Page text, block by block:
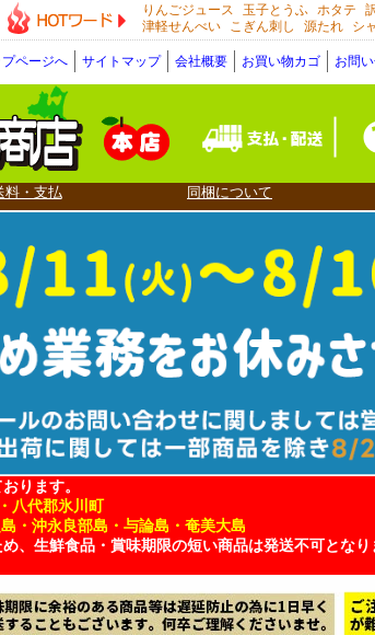
お問
お買い物カゴ
会社概要
サイトマップ
プページへ
HOTワード
りんごジュース 玉子とうふ ホタテ
津軽せんべい
こぎん刺し 源たれ シ
料・支払 同梱について
ります。
八代郡氷川町
・沖永良部島・与論島・奄美大島
、生鮮食品・賞味期限の短い商品は発送不可となり